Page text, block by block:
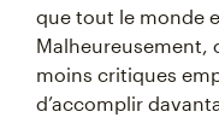
que tout le monde
Malheureusement,
moins critiques
d’accomplir